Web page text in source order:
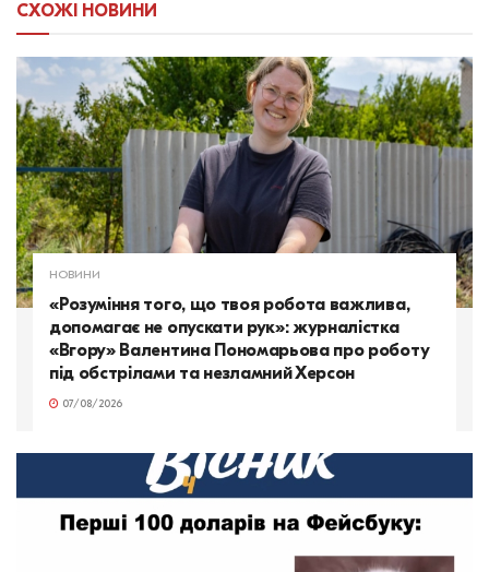
СХОЖІ НОВИНИ
НОВИНИ
«Розуміння того, що твоя робота важлива,
допомагає не опускати рук»: журналістка
«Вгору» Валентина Пономарьова про роботу
під обстрілами та незламний Херсон
07/08/2026